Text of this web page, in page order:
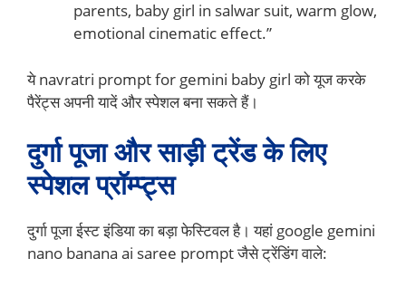
parents, baby girl in salwar suit, warm glow,
emotional cinematic effect.”
ये navratri prompt for gemini baby girl को यूज करके
पैरेंट्स अपनी यादें और स्पेशल बना सकते हैं।
दुर्गा पूजा और साड़ी ट्रेंड के लिए
स्पेशल प्रॉम्प्ट्स
दुर्गा पूजा ईस्ट इंडिया का बड़ा फेस्टिवल है। यहां google gemini
nano banana ai saree prompt जैसे ट्रेंडिंग वाले: